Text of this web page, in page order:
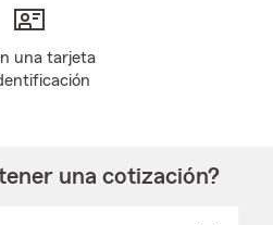
una tarjeta
una cotización?